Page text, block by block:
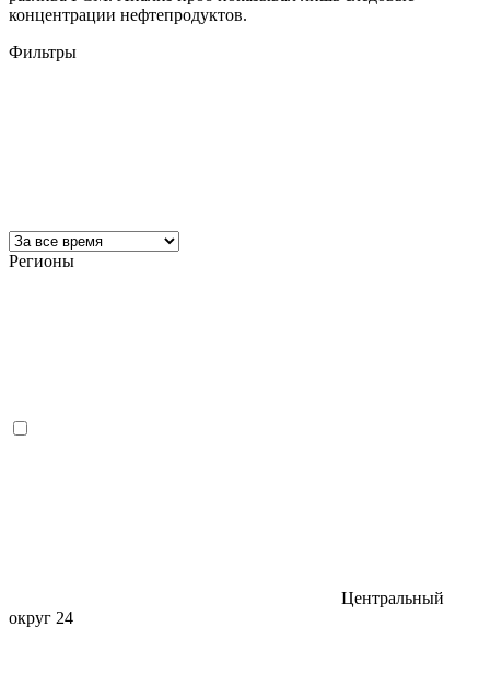
концентрации нефтепродуктов.
Фильтры
Регионы
Центральный
округ 24